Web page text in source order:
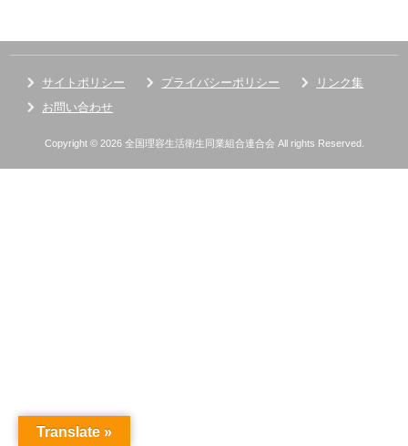
サイトポリシー プライバシーポリシー
リンク集
お問い合わせ
Copyright © 2026 全国理容生活衛生同業組合連合会 All rights Reserved.
Translate »